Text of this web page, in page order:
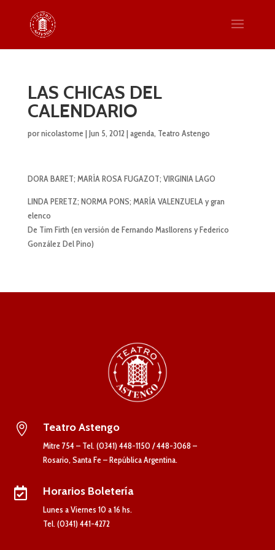
LAS CHICAS DEL
CALENDARIO
pornicolastome | Jun 5, 2012 | agenda, Teatro Astengo
DORA BARET; MARÍA ROSA FUGAZOT; VIRGINIA LAGO
LINDA PERETZ; NORMA PONS; MARÍA VALENZUELA y gran
elenco
De Tim Firth (en versión de Fernando Masllorens y Federico
González Del Pino)
 Teatro Astengo
Mitre 754 – Tel. (0341) 448-1150 / 448-3068 –
Rosario, Santa Fe – República Argentina.
 Horarios Boletería
Lunes a Viernes 10 a 16 hs.
Tel. (0341) 441-4272